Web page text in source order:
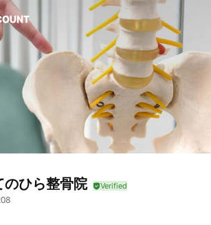
のひら整骨院